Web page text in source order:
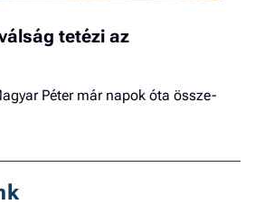
tetézi az
Péter már napok óta össze-